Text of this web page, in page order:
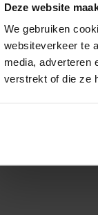
Deze website
We gebruiken
websiteverkeer te
media, adverteren
verstrekt of die ze